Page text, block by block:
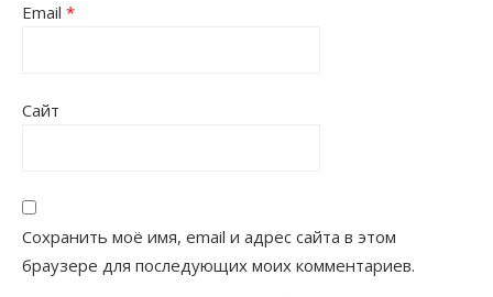
Email *
Сайт
Сохранить моё имя, email и адрес сайта в этом
браузере для последующих моих комментариев.